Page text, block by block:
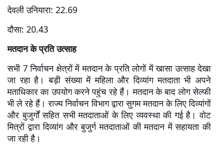
देवली उनियारा: 22.69
दौसा: 20.43
मतदान के प्रति उत्साह
सभी 7 निर्वाचन क्षेत्रों में मतदान के प्रति लोगों में खासा उत्साह देखा
जा रहा है। बड़ी संख्या में महिला और दिव्यांग मतदाता भी अपने
मताधिकार का उपयोग करने पहुंच रहे हैं। मतदान के बाद लोग सेल्फी
भी ले रहे हैं। राज्य निर्वाचन विभाग द्वारा सुगम मतदान के लिए दिव्यांगों
और बुजुर्गों सहित सभी मतदाताओं के लिए व्यवस्था की गई है। वोट
मित्रों द्वारा दिव्यांग और बुजुर्ग मतदाताओं की मतदान में सहायता की
जा रही है।